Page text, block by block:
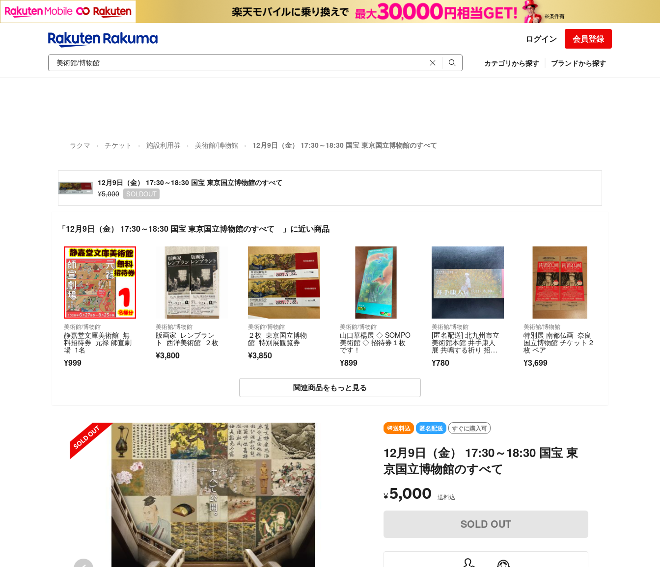
ログイン 会員登録
カテゴリから探す ブランドから探す
ラクマ チケット 施設利用券 美術館/博物館 12月9日（金） 17:30～18:30 国宝 東京国立博物館のすべて
12月9日（金） 17:30～18:30 国宝 東京国立博物館のすべて
¥5,000
SOLDOUT
「12月9日（金） 17:30～18:30 国宝 東京国立博物館のすべて 」に近い商品
美術館/博物館
静嘉堂文庫美術館 無
料招待券 元禄 師宣劇
場 1名
¥999
美術館/博物館
版画家 レンブラン
ト 西洋美術館 ２枚
¥3,800
美術館/博物館
２枚 東京国立博物
館 特別展観覧券
¥3,850
美術館/博物館
山口華楊展 ◇ SOMPO
美術館 ◇ 招待券１枚
です！
¥899
美術館/博物館
[匿名配送] 北九州市立
美術館本館 井手康人
展 共鳴する祈り 招待
券１枚！
¥780
美術館/博物館
特別展 南都仏画 奈良
国立博物館 チケット 2
枚 ペア
¥3,699
関連商品をもっと見る
SOLD OUT 送料込 匿名配送 すぐに購入可
12月9日（金） 17:30～18:30 国宝 東
京国立博物館のすべて
¥ 5,000 送料込
SOLD OUT